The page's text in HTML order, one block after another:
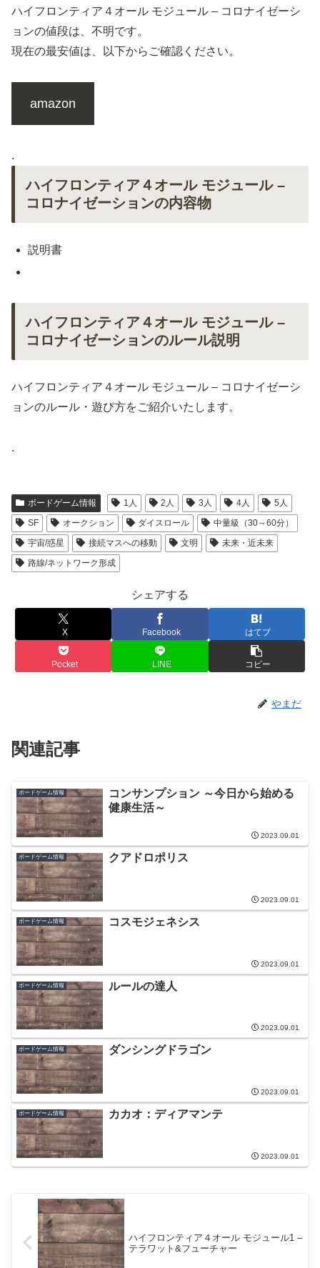
ハイフロンティア４オール モジュール – コロナイゼーシ
ョンの値段は、不明です。
現在の最安値は、以下からご確認ください。
amazon
.
ハイフロンティア４オール モジュール –
コロナイゼーションの内容物
説明書
ハイフロンティア４オール モジュール –
コロナイゼーションのルール説明
ハイフロンティア４オール モジュール – コロナイゼーシ
ョンのルール・遊び方をご紹介いたします。
.
ボードゲーム情報 1人 2人 3人 4人
5人
SF
オークション ダイスロール
中量級（30～60分）
宇宙/惑星
接続マスへの移動 文明
未来・近未来
路線/ネットワーク形成
シェアする
X Facebook はてブ
Pocket LINE コピー
やまだ
関連記事
ボードゲーム情報
コンサンプション ～今日から始める
健康生活～
2023.09.01
ボードゲーム情報 クアドロポリス
2023.09.01
ボードゲーム情報 コスモジェネシス
2023.09.01
ボードゲーム情報 ルールの達人
2023.09.01
ボードゲーム情報 ダンシングドラゴン
2023.09.01
ボードゲーム情報 カカオ：ディアマンテ
2023.09.01
ハイフロンティア４オール モジュール1 –
テラワット&フューチャー